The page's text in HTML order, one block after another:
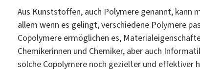
Aus Kunststoffen, auch Polymere genannt, kann
allem wenn es gelingt, verschiedene Polymere
Copolymere ermöglichen es,
Chemikerinnen und Chemiker, aber auch
solche Copolymere noch gezielter und effektiver